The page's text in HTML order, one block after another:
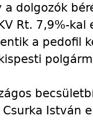
a dolgozók
Rt. 7,9%-kal
a pedofil
István